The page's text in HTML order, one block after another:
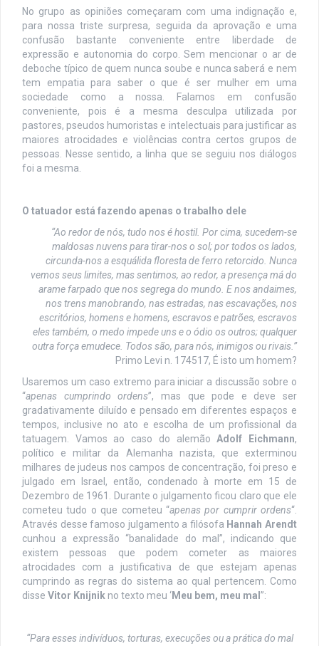
No grupo as opiniões começaram com uma indignação e,
para nossa triste surpresa, seguida da aprovação e uma
confusão bastante conveniente entre liberdade de
expressão e autonomia do corpo. Sem mencionar o ar de
deboche típico de quem nunca soube e nunca saberá e nem
tem empatia para saber o que é ser mulher em uma
sociedade como a nossa. Falamos em confusão
conveniente, pois é a mesma desculpa utilizada por
pastores, pseudos humoristas e intelectuais para justificar as
maiores atrocidades e violências contra certos grupos de
pessoas. Nesse sentido, a linha que se seguiu nos diálogos
foi a mesma.
O tatuador está fazendo apenas o trabalho dele
“Ao redor de nós, tudo nos é hostil. Por cima, sucedem-se
maldosas nuvens para tirar-nos o sol; por todos os lados,
circunda-nos a esquálida floresta de ferro retorcido. Nunca
vemos seus limites, mas sentimos, ao redor, a presença má do
arame farpado que nos segrega do mundo. E nos andaimes,
nos trens manobrando, nas estradas, nas escavações, nos
escritórios, homens e homens, escravos e patrões, escravos
eles também, o medo impede uns e o ódio os outros; qualquer
outra força emudece. Todos são, para nós, inimigos ou rivais.”
Primo Levi n. 174517, É isto um homem?
Usaremos um caso extremo para iniciar a discussão sobre o
“apenas cumprindo ordens”, mas que pode e deve ser
gradativamente diluído e pensado em diferentes espaços e
tempos, inclusive no ato e escolha de um profissional da
tatuagem. Vamos ao caso do alemãoAdolf Eichmann,
político e militar da Alemanha nazista, que exterminou
milhares de judeus nos campos de concentração, foi preso e
julgado em Israel, então, condenado à morte em 15 de
Dezembro de 1961. Durante o julgamento ficou claro que ele
cometeu tudo o que cometeu “apenas por cumprir ordens“.
Através desse famoso julgamento a filósofa Hannah Arendt
cunhou a expressão “banalidade do mal”, indicando que
existem pessoas que podem cometer as maiores
atrocidades com a justificativa de que estejam apenas
cumprindo as regras do sistema ao qual pertencem. Como
disse Vitor Knijnik no texto meu ‘Meu bem, meu mal ”:
“Para esses indivíduos, torturas, execuções ou a prática do mal